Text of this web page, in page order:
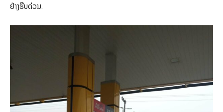
ຢ່າງຮີບດ່ວນ.